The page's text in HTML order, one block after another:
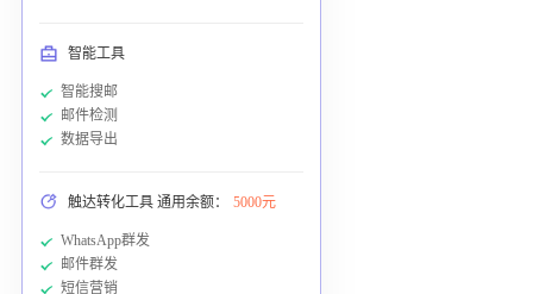
智能工具
智能搜邮
邮件检测
数据导出
触达转化工具 通用余额： 5000元
WhatsApp群发
邮件群发
短信营销